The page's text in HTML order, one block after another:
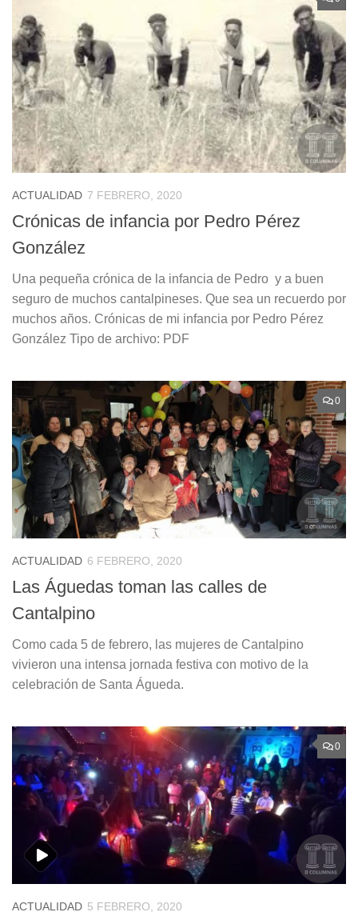
ACTUALIDAD 7 FEBRERO, 2020
Crónicas de infancia por Pedro Pérez
González
Una pequeña crónica de la infancia de Pedro y a buen
seguro de muchos cantalpineses. Que sea un recuerdo por
muchos años. Crónicas de mi infancia por Pedro Pérez
González Tipo de archivo: PDF
0
ACTUALIDAD 6 FEBRERO, 2020
Las Águedas toman las calles de
Cantalpino
Como cada 5 de febrero, las mujeres de Cantalpino
vivieron una intensa jornada festiva con motivo de la
celebración de Santa Águeda.
0
ACTUALIDAD 5 FEBRERO, 2020